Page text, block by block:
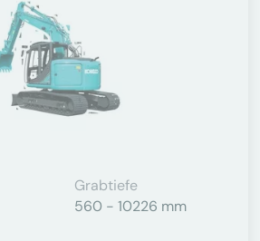
Grabtiefe
560 - 10226 mm